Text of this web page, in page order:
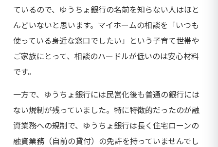
ているので、ゆうちょ銀行の名前を知らない人はほと
んどいないと思います。マイホームの相談を「いつも
使っている身近な窓口でしたい」という子育て世帯や
ご家族にとって、相談のハードルが低いのは安心材料
です。
一方で、ゆうちょ銀行には民営化後も普通の銀行には
ない規制が残っていました。特に特徴的だったのが融
資業務への規制で、ゆうちょ銀行は長く住宅ローンの
融資業務（自前の貸付）の免許を持っていませんでし